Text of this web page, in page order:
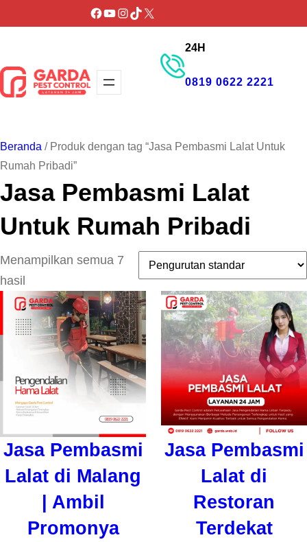
ke
Facebook
YouTube
Instagram
TikTok
X
24H
0819 0622 2221
Beranda / Produk dengan tag “Jasa Pembasmi Lalat Untuk
Rumah Pribadi”
Jasa Pembasmi Lalat
Untuk Rumah Pribadi
Menampilkan semua 7
hasil
Jasa Pembasmi
Lalat di Malang
| Ambil
Promonya
Jasa Pembasmi
Lalat di
Restoran
Terdekat